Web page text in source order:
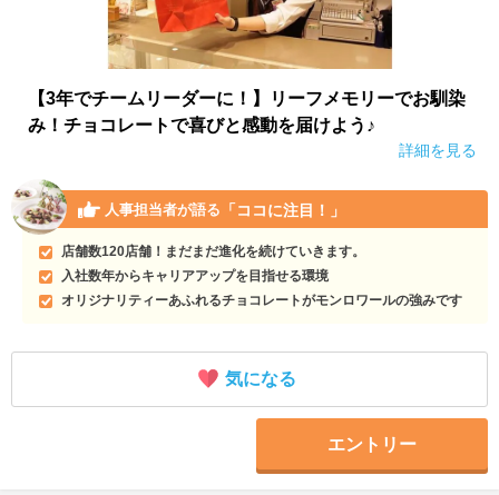
【3年でチームリーダーに！】リーフメモリーでお馴染
み！チョコレートで喜びと感動を届けよう♪
詳細を見る
人事担当者が語る 「ココに注目！」
店舗数120店舗！まだまだ進化を続けていきます。
入社数年からキャリアアップを目指せる環境
オリジナリティーあふれるチョコレートがモンロワールの強みです
気になる
エントリー